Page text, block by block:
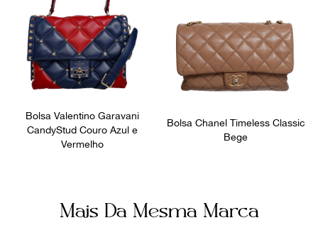
Bolsa Valentino Garavani
CandyStud Couro Azul e
Vermelho
Bolsa Chanel Timeless Classic
Bege
Mais Da Mesma Marca